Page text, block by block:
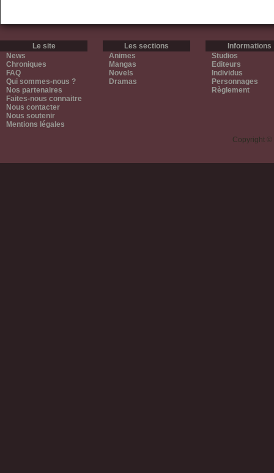
Le site
News
Chroniques
FAQ
Qui sommes-nous ?
Nos partenaires
Faites-nous connaitre
Nous contacter
Nous soutenir
Mentions légales
Les sections
Animes
Mangas
Novels
Dramas
Informations
Studios
Editeurs
Individus
Personnages
Règlement
Copyright ©